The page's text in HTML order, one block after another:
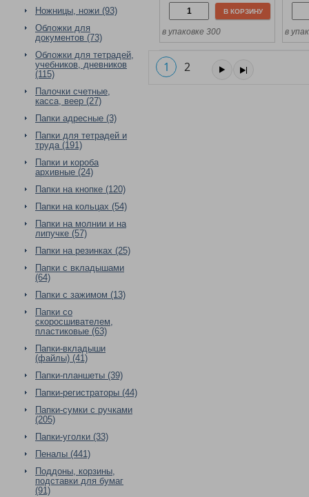
Ножницы, ножи (93)
Обложки для
документов (73)
Обложки для тетрадей,
учебников, дневников
(115)
Палочки счетные,
касса, веер (27)
Папки адресные (3)
Папки для тетрадей и
труда (191)
Папки и короба
архивные (24)
Папки на кнопке (120)
Папки на кольцах (54)
Папки на молнии и на
липучке (57)
Папки на резинках (25)
Папки с вкладышами
(64)
Папки с зажимом (13)
Папки со
скоросшивателем,
пластиковые (63)
Папки-вкладыши
(файлы) (41)
Папки-планшеты (39)
Папки-регистраторы (44)
Папки-сумки с ручками
(205)
Папки-уголки (33)
Пеналы (441)
Поддоны, корзины,
подставки для бумаг
(91)
В КОРЗИНУ
в упаковке 300 в
1 2